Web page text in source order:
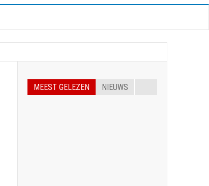
MEEST GELEZEN NIEUWS